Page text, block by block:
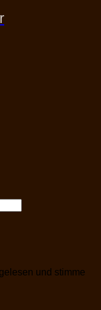
gelesen und stimme